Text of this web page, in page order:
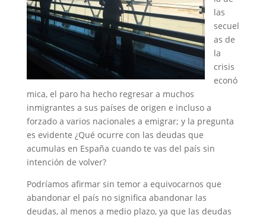
las
secuel
as de
la
crisis
econó
mica, el paro ha hecho regresar a muchos
inmigrantes a sus países de origen e incluso a
forzado a varios nacionales a emigrar; y la pregunta
es evidente ¿Qué ocurre con las deudas que
acumulas en España cuando te vas del país sin
intención de volver?
Podríamos afirmar sin temor a equivocarnos que
abandonar el país no significa abandonar las
deudas, al menos a medio plazo, ya que las deudas